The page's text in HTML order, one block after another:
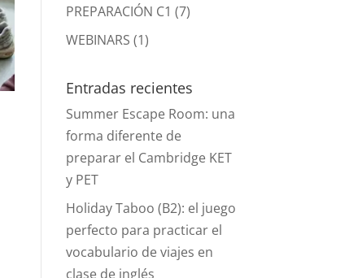
PREPARACIÓN C1 (7)
WEBINARS (1)
Entradas recientes
Summer Escape Room: una
forma diferente de
preparar el Cambridge KET
y PET
Holiday Taboo (B2): el juego
perfecto para practicar el
vocabulario de viajes en
clase de inglés